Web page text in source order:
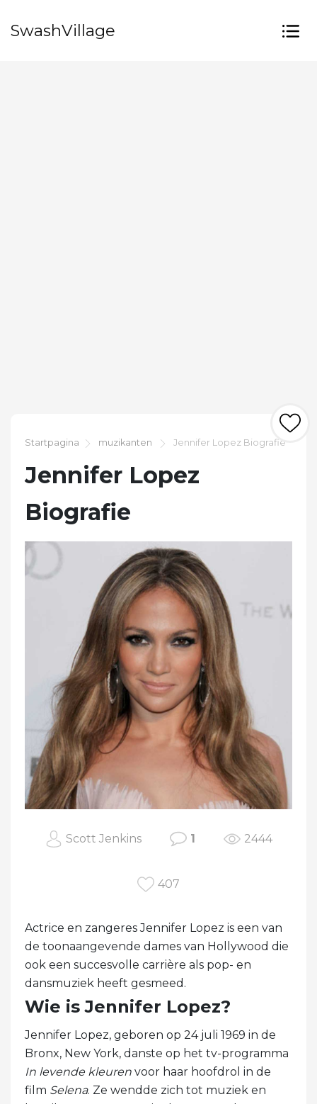
SwashVillage
Startpagina muzikanten Jennifer Lopez Biografie
Jennifer Lopez
Biografie
Scott Jenkins 1 2444
407
Actrice en zangeres Jennifer Lopez is een van
de toonaangevende dames van Hollywood die
ook een succesvolle carrière als pop- en
dansmuziek heeft gesmeed.
Wie is Jennifer Lopez?
Jennifer Lopez, geboren op 24 juli 1969 in de
Bronx, New York, danste op het tv-programma
In levende kleuren voor haar hoofdrol in de
film Selena. Ze wendde zich tot muziek en